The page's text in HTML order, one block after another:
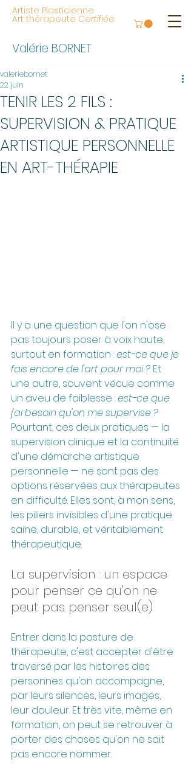
Valérie BORNET
Artiste Plasticienne
Art thérapeute Certifiée
TENIR LES 2 FILS :
SUPERVISION & PRATIQUE
ARTISTIQUE PERSONNELLE
EN ART-THÉRAPIE
valeriebornet
22 juin
Il y a une question que l'on n'ose
pas toujours poser à voix haute,
surtout en formation : est-ce que je
fais encore de l'art pour moi ? Et
une autre, souvent vécue comme
un aveu de faiblesse : est-ce que
j'ai besoin qu'on me supervise ?
Pourtant, ces deux pratiques — la
supervision clinique et la continuité
d'une démarche artistique
personnelle — ne sont pas des
options réservées aux thérapeutes
en difficulté. Elles sont, à mon sens,
les piliers invisibles d'une pratique
saine, durable, et véritablement
thérapeutique.
La supervision : un espace
pour penser ce qu'on ne
peut pas penser seul(e)
Entrer dans la posture de
thérapeute, c'est accepter d'être
traversé par les histoires des
personnes qu'on accompagne,
par leurs silences, leurs images,
leur douleur. Et très vite, même en
formation, on peut se retrouver à
porter des choses qu'on ne sait
pas encore nommer.